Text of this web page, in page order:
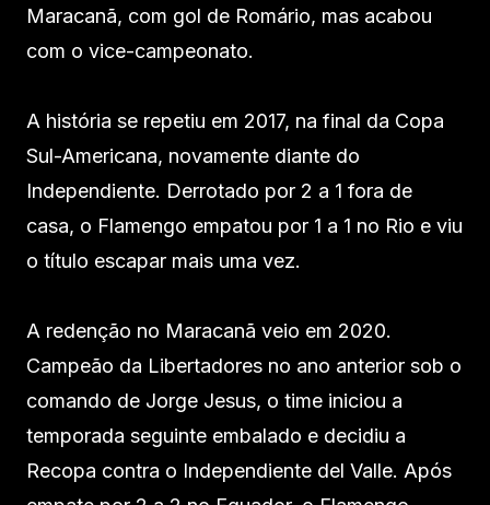
Maracanã, com gol de Romário, mas acabou
com o vice-campeonato.
A história se repetiu em 2017, na final da Copa
Sul-Americana, novamente diante do
Independiente. Derrotado por 2 a 1 fora de
casa, o Flamengo empatou por 1 a 1 no Rio e viu
o título escapar mais uma vez.
A redenção no Maracanã veio em 2020.
Campeão da Libertadores no ano anterior sob o
comando de Jorge Jesus, o time iniciou a
temporada seguinte embalado e decidiu a
Recopa contra o Independiente del Valle. Após